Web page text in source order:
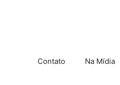
Contato Na Mídia